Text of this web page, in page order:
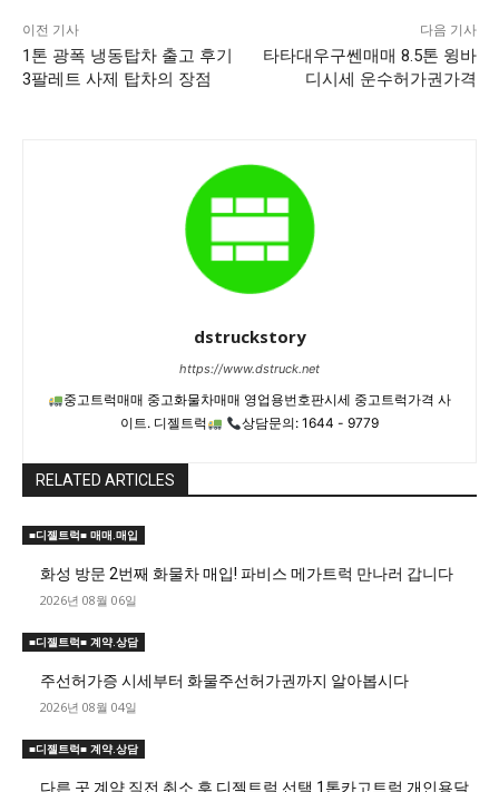
이전 기사
1톤 광폭 냉동탑차 출고 후기
3팔레트 사제 탑차의 장점
다음 기사
타타대우구쎈매매 8.5톤 윙바
디시세 운수허가권가격
dstruckstory
https://www.dstruck.net
중고트럭매매 중고화물차매매 영업용번호판시세 중고트럭가격 사
이트. 디젤트럭
상담문의: 1644 - 9779
RELATED ARTICLES
■디젤트럭■ 매매.매입
화성 방문 2번째 화물차 매입! 파비스 메가트럭 만나러 갑니다
2026년 08월 06일
■디젤트럭■ 계약.상담
주선허가증 시세부터 화물주선허가권까지 알아봅시다
2026년 08월 04일
■디젤트럭■ 계약.상담
다른 곳 계약 직전 취소 후 디젤트럭 선택 1톤카고트럭 개인용달